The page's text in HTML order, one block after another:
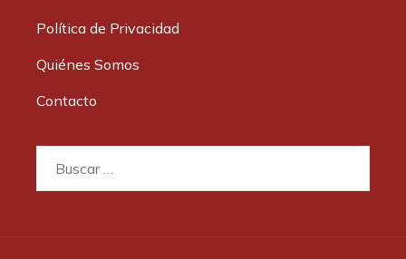
Política de Privacidad
Quiénes Somos
Contacto